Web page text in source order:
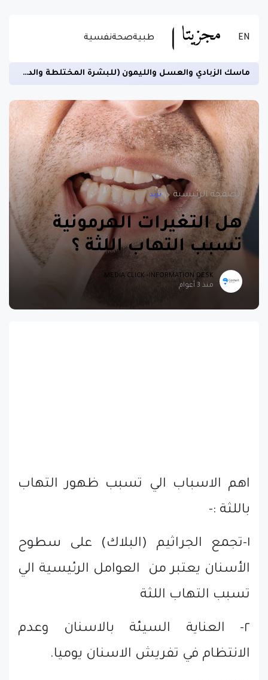
EN طبيةصحةنفسية
ماسك الزبادي والعسل والليمون (للبشرة المختلطة والدهنية)
الصفحة الرئيسية ترند
هل التغيرات الهرمونية
تسبب التهاب اللثة ؟
MEDIA CLICK -INFORMATION DESK
منذ 3 أعوام
اهم الاسباب الي تسبب ظهور التهاب
باللثة :-
١-تجمع الجراثيم (البلاك) على سطوح
الأسنان يعتبر من العوامل الرئيسية الي
تسبب التهاب اللثة
٢- العناية السيئة بالاسنان وعدم
الانتظام في تفريش الاسنان يوميا.